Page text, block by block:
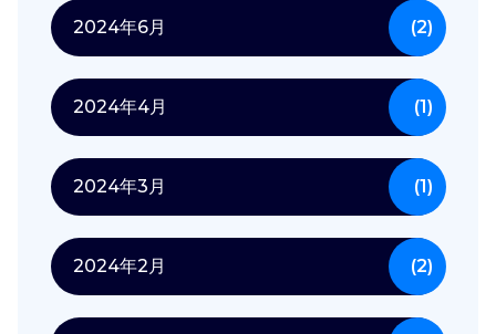
2024年6月 (2)
2024年4月 (1)
2024年3月 (1)
2024年2月 (2)